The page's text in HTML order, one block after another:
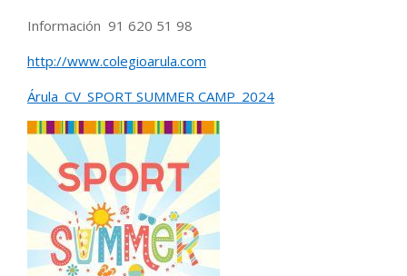
Información 91 620 51 98
http://www.colegioarula.com
Árula_CV_SPORT SUMMER CAMP_2024